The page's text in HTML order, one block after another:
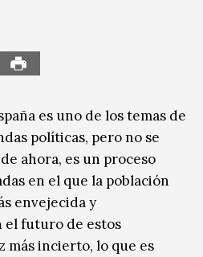
es uno de los temas de
políticas, pero no se
ahora, es un proceso
en el que la población
envejecida y
el futuro de estos
más incierto, lo que es